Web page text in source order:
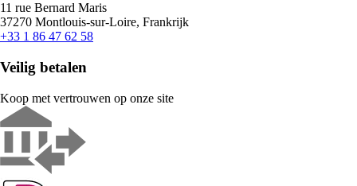
11 rue Bernard Maris
37270 Montlouis-sur-Loire, Frankrijk
+33 1 86 47 62 58
Veilig betalen
Koop met vertrouwen op onze site